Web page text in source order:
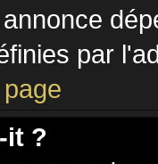
par
it ?